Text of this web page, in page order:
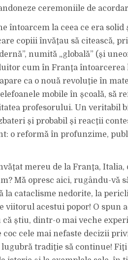
ceremoniile de
întoarcem la ceea ce era solid
copiii învăţau să citească,
numită „globală” (şi
cum în Franţa
ca o nouă revoluţie în
mobile în şcoală, să
profesorului. Un veritabil
şi probabil şi reacţii
o reformă în profunzime,
mereu de la Franţa, Italia,
Mă opresc aici, rugându-vă
la cataclisme nedorite, la
viitorul acestui popor! O spun
ştiu, dintr-o mai veche
coc cele mai nefaste decizii
lugubră tradiţie să continue!